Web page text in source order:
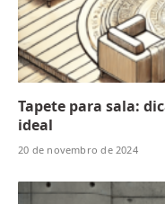
Tapete para sala:
ideal
20 de novembro de 2024